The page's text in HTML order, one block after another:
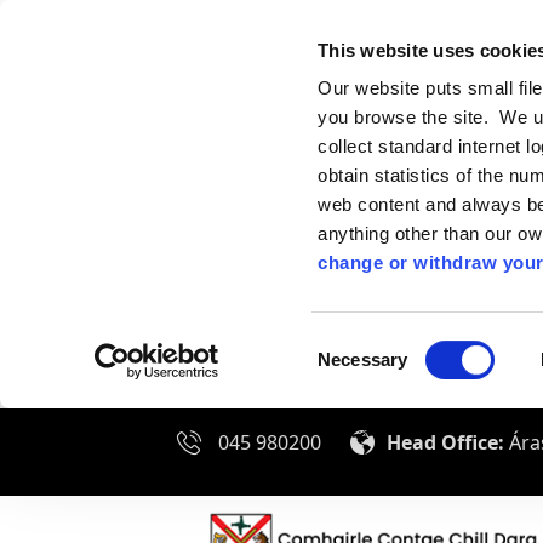
This website uses
Our website puts small
you browse the site. We
collect standard internet
obtain statistics of the
web content and always
anything other than our
change or withdraw
Selection
Necessary
045 980200 Head Office: